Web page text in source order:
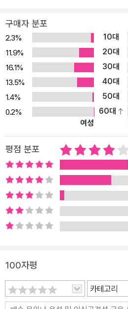
구매자 분포
2.3% 10대
11.9%
20대
16.1%
30대
13.5%
40대
1.4%
50대
0.2%
60대
여성
평점 분포
100자평
카테고리